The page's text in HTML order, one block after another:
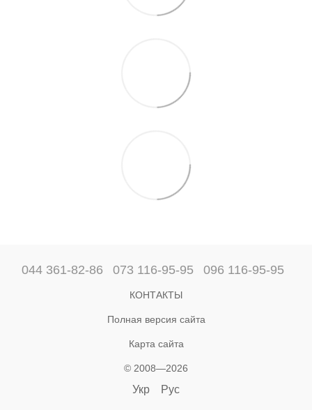
044 361-82-86 073 116-95-95 096 116-95-95
КОНТАКТЫ
Полная версия сайта
Карта сайта
© 2008—2026
Укр Рус